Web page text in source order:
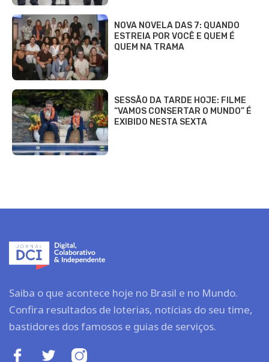
NOVA NOVELA DAS 7: QUANDO
ESTREIA POR VOCÊ E QUEM É
QUEM NA TRAMA
SESSÃO DA TARDE HOJE: FILME
“VAMOS CONSERTAR O MUNDO” É
EXIBIDO NESTA SEXTA
Saiba o que acontece hoje no Brasil e no Mundo.
Confira resultados de loterias, notícias do seu time,
bastidores dos famosos e guias de serviços.